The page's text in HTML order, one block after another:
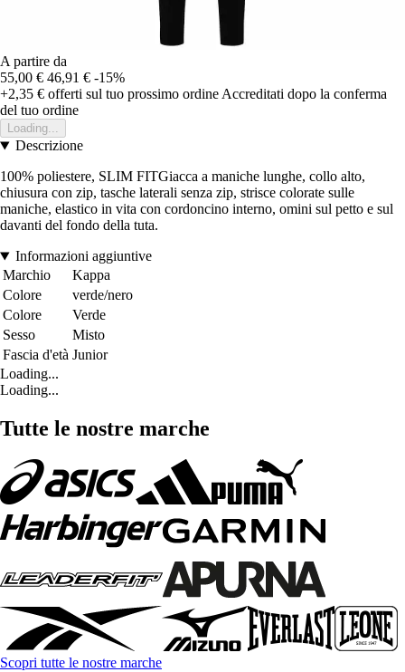
A partire da
55,00 € 46,91 € -15%
+2,35 € offerti sul tuo prossimo ordine Accreditati dopo la conferma
del tuo ordine
Loading...
Descrizione
100% poliestere, SLIM FITGiacca a maniche lunghe, collo alto,
chiusura con zip, tasche laterali senza zip, strisce colorate sulle
maniche, elastico in vita con cordoncino interno, omini sul petto e sul
davanti del fondo della tuta.
Informazioni aggiuntive
Marchio
Kappa
Colore
verde/nero
Colore
Verde
Sesso
Misto
Fascia d'età Junior
Loading...
Loading...
Tutte le nostre marche
Scopri tutte le nostre marche